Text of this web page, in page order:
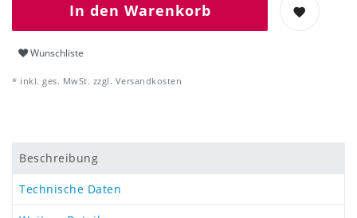
In den Warenkorb
Wunschliste
* inkl. ges. MwSt. zzgl. Versandkosten
Beschreibung
Technische Daten